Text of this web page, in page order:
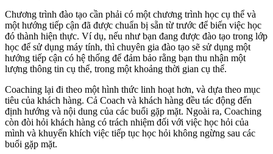
Chương trình đào tạo cần phải có một chương trình học cụ thể và
một hướng tiếp cận đã được chuẩn bị sẵn từ trước để biến việc học
đó thành hiện thực. Ví dụ, nếu như bạn đang được đào tạo trong lớp
học để sử dụng máy tính, thì chuyên gia đào tạo sẽ sử dụng một
hướng tiếp cận có hệ thống để đảm bảo rằng bạn thu nhận một
lượng thông tin cụ thể, trong một khoảng thời gian cụ thể.
Coaching lại đi theo một hình thức linh hoạt hơn, và dựa theo mục
tiêu của khách hàng. Cả Coach và khách hàng đều tác động đến
định hướng và nội dung của các buổi gặp mặt. Ngoài ra, Coaching
còn đòi hỏi khách hàng có trách nhiệm đối với việc học hỏi của
mình và khuyến khích việc tiếp tục học hỏi không ngừng sau các
buổi gặp mặt.